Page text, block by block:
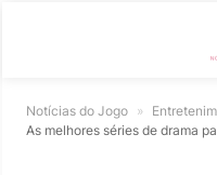
Notícias do Jogo »
As melhores séries de drama